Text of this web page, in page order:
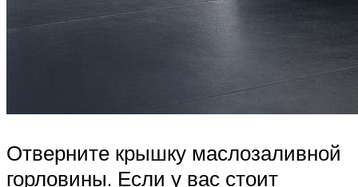
Отверните крышку маслозаливной
горловины. Если у вас стоит